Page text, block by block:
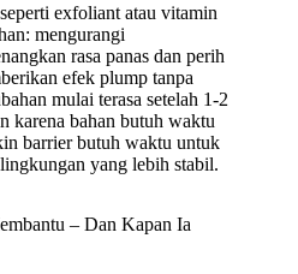
exfoliant atau vitamin
mengurangi
rasa panas dan perih
efek plump tanpa
mulai terasa setelah 1-2
karena bahan butuh waktu
barrier butuh waktu untuk
yang lebih stabil.
– Dan Kapan Ia